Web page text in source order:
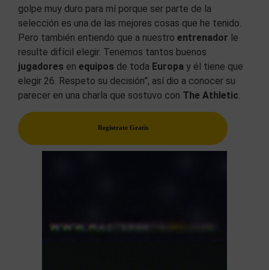
golpe muy duro para mí porque ser parte de la
selección es una de las mejores cosas que he tenido.
Pero también entiendo que a nuestro entrenador le
resulte difícil elegir. Tenemos tantos buenos
jugadores en equipos de toda Europa y él tiene que
elegir 26. Respeto su decisión”, así dio a conocer su
parecer en una charla que sostuvo con The Athletic.
Regístrate Gratis